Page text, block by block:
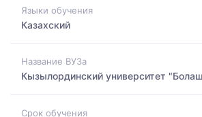
Языки обучения
Казахский
Название ВУЗа
Кызылординский университет
Срок обучения